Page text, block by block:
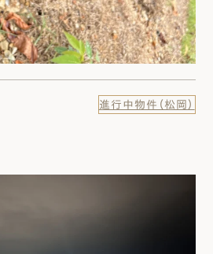
進行中物件（松岡）